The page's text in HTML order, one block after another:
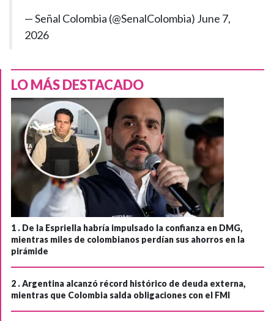
— Señal Colombia (@SenalColombia) June 7,
2026
LO MÁS DESTACADO
1 . De la Espriella habría impulsado la confianza en DMG,
mientras miles de colombianos perdían sus ahorros en la
pirámide
2 .Argentina alcanzó récord histórico de deuda externa,
mientras que Colombia salda obligaciones con el FMI